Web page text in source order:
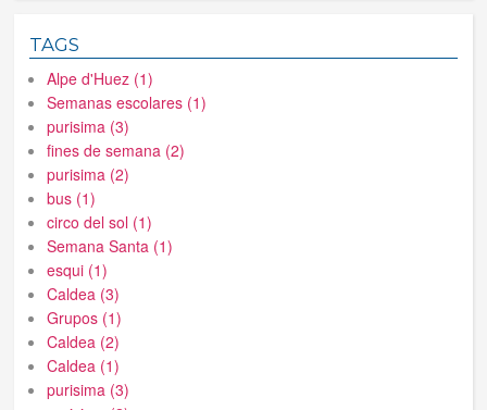
TAGS
Alpe d'Huez (1)
Semanas escolares (1)
purisima (3)
fines de semana (2)
purisima (2)
bus (1)
circo del sol (1)
Semana Santa (1)
esqui (1)
Caldea (3)
Grupos (1)
Caldea (2)
Caldea (1)
purisima (3)